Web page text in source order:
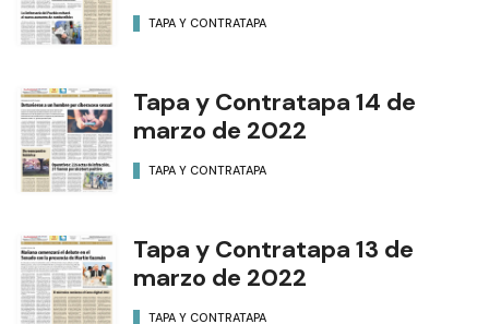
TAPA Y CONTRATAPA
Tapa y Contratapa 14 de
marzo de 2022
TAPA Y CONTRATAPA
Tapa y Contratapa 13 de
marzo de 2022
TAPA Y CONTRATAPA